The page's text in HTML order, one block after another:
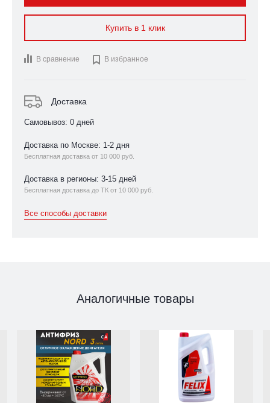
Купить в 1 клик
В сравнение  В избранное
Доставка
Самовывоз: 0 дней
Доставка по Москве: 1-2 дня
Бесплатная доставка от 10 000 руб.
Доставка в регионы: 3-15 дней
Бесплатная доставка до ТК от 10 000 руб.
Все способы доставки
Аналогичные товары